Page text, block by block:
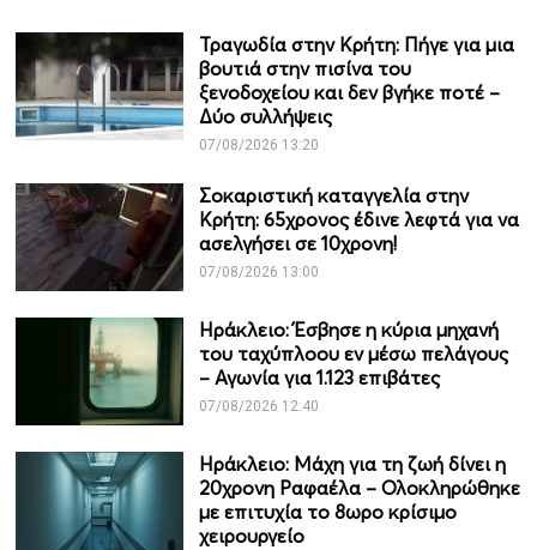
Τραγωδία στην Κρήτη: Πήγε για μια
βουτιά στην πισίνα του
ξενοδοχείου και δεν βγήκε ποτέ –
Δύο συλλήψεις
07/08/2026 13:20
Σοκαριστική καταγγελία στην
Κρήτη: 65χρονος έδινε λεφτά για να
ασελγήσει σε 10χρονη!
07/08/2026 13:00
Ηράκλειο: Έσβησε η κύρια μηχανή
του ταχύπλοου εν μέσω πελάγους
– Αγωνία για 1.123 επιβάτες
07/08/2026 12:40
Ηράκλειο: Μάχη για τη ζωή δίνει η
20χρονη Ραφαέλα – Ολοκληρώθηκε
με επιτυχία το 8ωρο κρίσιμο
χειρουργείο